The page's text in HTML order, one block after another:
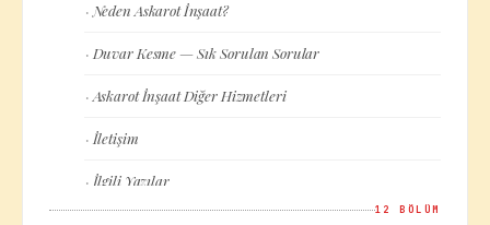
· Neden Askarot İnşaat?
· Duvar Kesme — Sık Sorulan Sorular
· Askarot İnşaat Diğer Hizmetleri
· İletişim
· İlgili Yazılar
12 BÖLÜM